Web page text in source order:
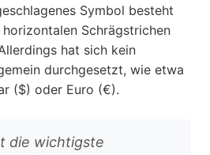
Symbol besteht
Schrägstrichen
hat sich kein
durchgesetzt, wie etwa
($) oder Euro (€).
die wichtigste